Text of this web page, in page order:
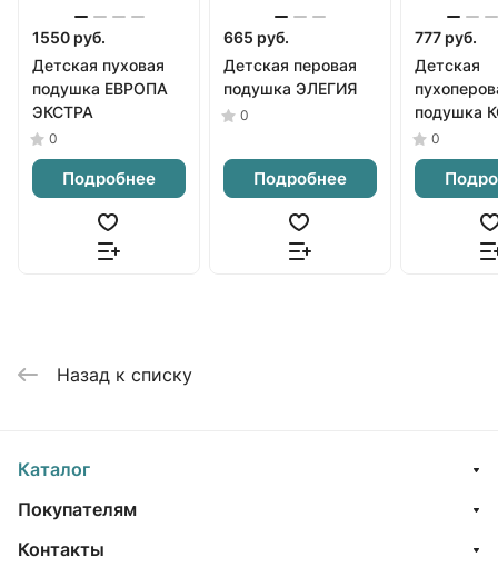
1550 руб.
Детская пуховая
подушка ЕВРОПА
ЭКСТРА
0
Подробнее
665 руб.
Детская перовая
подушка ЭЛЕГИЯ
0
Подробнее
777 руб.
Детская
подушка
0
Назад к списку
Каталог
Покупателям
Контакты